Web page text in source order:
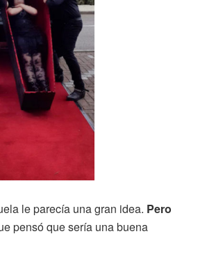
le parecía una gran idea. Pero
pensó que sería una buena